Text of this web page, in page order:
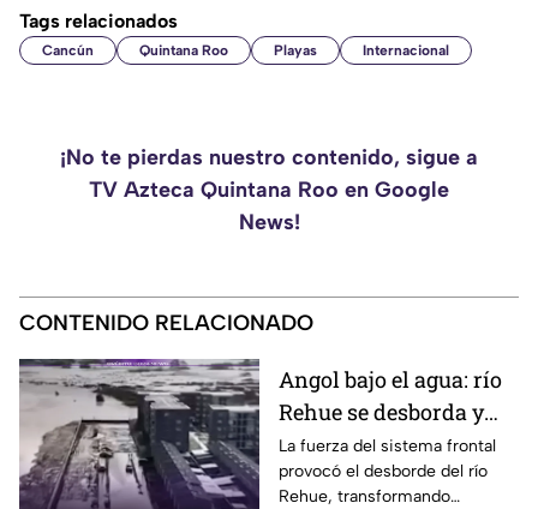
Tags relacionados
Cancún Quintana Roo Playas Internacional
¡No te pierdas nuestro contenido, sigue a
TV Azteca Quintana Roo en Google
News!
CONTENIDO RELACIONADO
Angol bajo el agua: río
Rehue se desborda y
anega viviendas
La fuerza del sistema frontal
provocó el desborde del río
Rehue, transformando